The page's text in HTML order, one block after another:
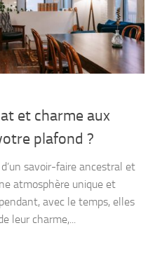
et charme aux
plafond ?
savoir-faire ancestral et
atmosphère unique et
avec le temps, elles
leur charme,...